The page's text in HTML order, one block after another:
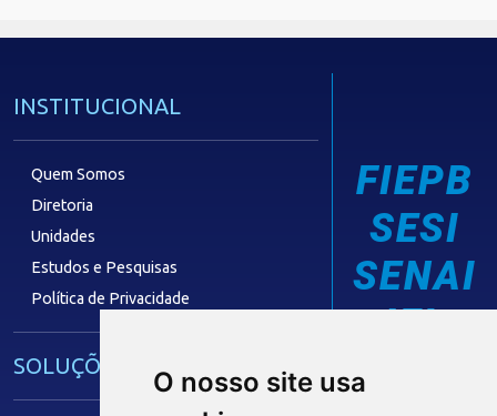
O nosso site usa
INSTITUCIONAL
Quem Somos
Diretoria
Unidades
Estudos e Pesquisas
Política de Privacidade
SOLUÇÕES E SERVIÇOS
FIEPB
SESI
SENAI
IEL